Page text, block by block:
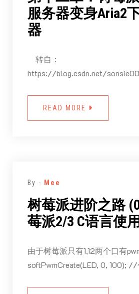
服务器变身Aria2
器
转自：
https://blog.csdn.net/
READ MORE
By - Mee
树莓派进阶之路
莓派2/3 C语言使
由于树莓派只有1,12两个口有
softPwmCreate(LED, 0, 100); //